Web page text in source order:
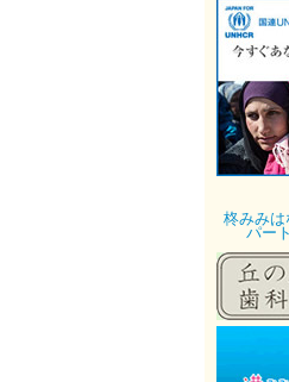
柊みみ
パー